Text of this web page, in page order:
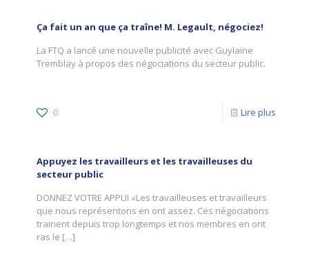
Ça fait un an que ça traîne! M. Legault, négociez!
La FTQ a lancé une nouvelle publicité avec Guylaine
Tremblay à propos des négociations du secteur public.
0 Lire plus
Appuyez les travailleurs et les travailleuses du
secteur public
DONNEZ VOTRE APPUI «Les travailleuses et travailleurs
que nous représentons en ont assez. Ces négociations
trainent depuis trop longtemps et nos membres en ont
ras le […]